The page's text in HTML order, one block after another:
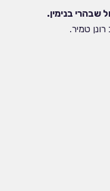
שבהרי בנימין.
טמיר.